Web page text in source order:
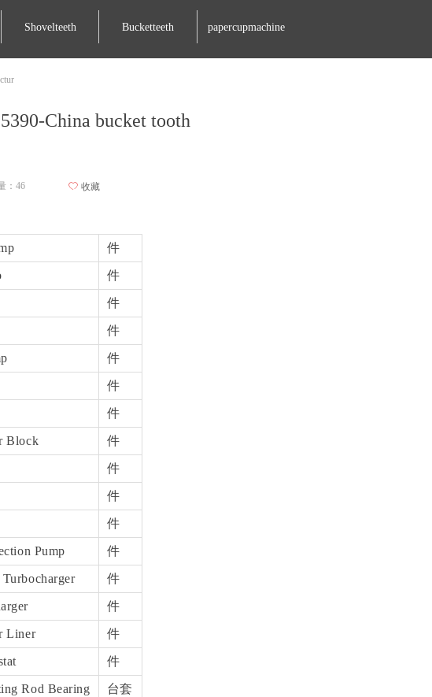
Shovelteeth Bucketteeth papercupmachine
China bucket tooth
件
件
件
件
件
件
件
Block 件
件
件
件
Pump 件
Turbocharger 件
件
Liner 件
件
Rod Bearing 台套
： 46 ꄀ 收藏